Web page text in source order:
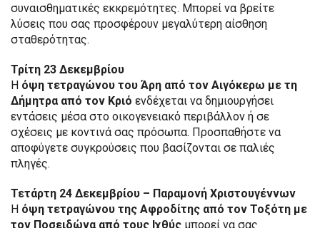
συναισθηματικές εκκρεμότητες. Μπορεί να βρείτε
λύσεις που σας προσφέρουν μεγαλύτερη αίσθηση
σταθερότητας.
Τρίτη 23 Δεκεμβρίου
Η όψη τετραγώνου του Άρη από τον Αιγόκερω με τη
Δήμητρα από τον Κριό ενδέχεται να δημιουργήσει
εντάσεις μέσα στο οικογενειακό περιβάλλον ή σε
σχέσεις με κοντινά σας πρόσωπα. Προσπαθήστε να
αποφύγετε συγκρούσεις που βασίζονται σε παλιές
πληγές.
Τετάρτη 24 Δεκεμβρίου – Παραμονή Χριστουγέννων
Η όψη τετραγώνου της Αφροδίτης από τον Τοξότη με
τον Ποσειδώνα από τους Ιχθύς μπορεί να σας